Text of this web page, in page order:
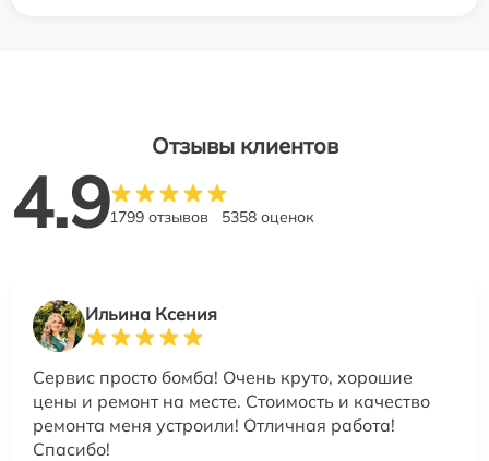
Отзывы клиентов
4.91799 отзывов 5358 оценок
Ильина Ксения
Сервис просто бомба! Очень круто, хорошие
цены и ремонт на месте. Стоимость и качество
ремонта меня устроили! Отличная работа!
Спасибо!